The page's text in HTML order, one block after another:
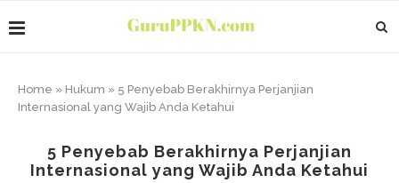
Home » Hukum » 5 Penyebab Berakhirnya Perjanjian
Internasional yang Wajib Anda Ketahui
5 Penyebab Berakhirnya Perjanjian
Internasional yang Wajib Anda Ketahui